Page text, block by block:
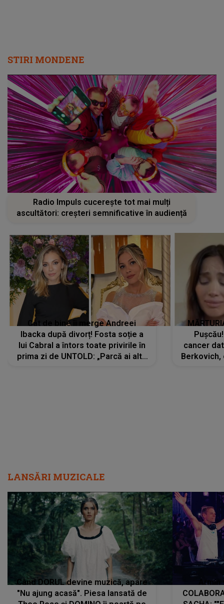
STIRI MONDENE
Radio Impuls cucerește tot mai mulți
ascultători: creșteri semnificative în audiență
Cât de bine îi merge Andreei
Ibacka după divorț! Fosta soție a
lui Cabral a întors toate privirile în
prima zi de UNTOLD: „Parcă ai altă
cancer
Berkovich,
LANSĂRI MUZICALE
Când DORUL devine muzică, apare
"Nu ajung acasă". Piesa lansată de